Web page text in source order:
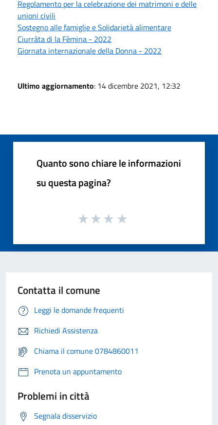
Regolamento per la celebrazione dei matrimoni e delle
unioni civili
Sostegno alle famiglie e Solidarietà alimentare
Ciurràta di la Fèmina - 2022
Giornata internazionale della Donna - 2022
Ultimo aggiornamento: 14 dicembre 2021, 12:32
Quanto sono chiare le informazioni
su questa pagina?
Contatta il comune
Leggi le domande frequenti
Richiedi Assistenza
Chiama il comune 0784860011
Prenota un appuntamento
Problemi in città
Segnala disservizio